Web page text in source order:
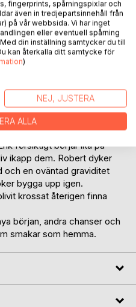
sin fjortonåriga dotter
distans. Avstånd från ett
svek. Avstånd från gamla
hon förlorade sig själv.
på ett litet café vid
doften av färska kanelbullar,
möter hon Erik, son till
själv vet hur det är att fly från
försiktigt börjar lita på
ikapp dem. Robert dyker
och en oväntad graviditet
bygga upp igen.
krossat återigen finna
början, andra chanser och
smakar som hemma.
fingerprints, spårningspixlar och
även in tredjepartsinnehåll från
på vår webbsida. Vi har inget
eller eventuell spårning
din inställning samtycker du till
kan återkalla ditt samtycke för
)
NEJ, JUSTERA
ALLA